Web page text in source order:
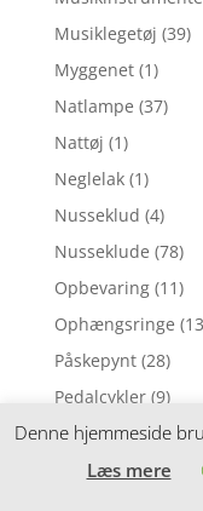
Musiklegetøj (39)
Myggenet (1)
Natlampe (37)
Nattøj (1)
Neglelak (1)
Nusseklud (4)
Nusseklude (78)
Opbevaring (11)
Ophængsringe
Påskepynt (28)
Pedalcykler (9)
Perleplader (49)
Perler (116)
Denne hjemmeside
Læs mere